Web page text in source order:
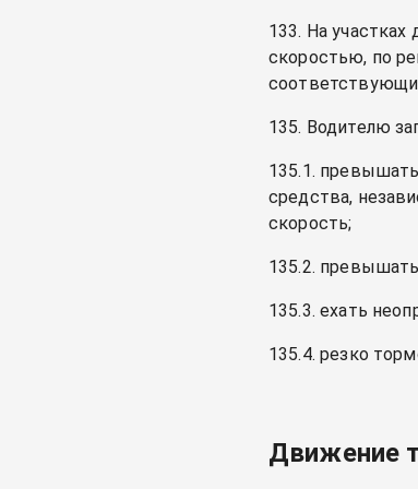
133. На
скоростью, по
135. Водителю
135.1.
средства,
скорость;
135.2.
135.3. ехать
135.4. резко
Движение